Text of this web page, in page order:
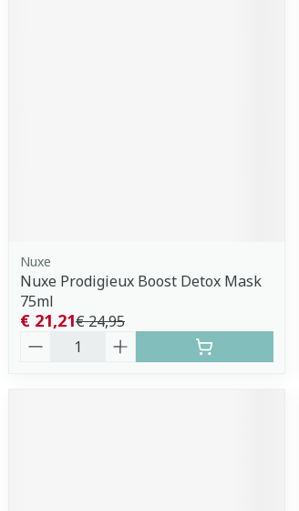
Nuxe
Nuxe Prodigieux Boost Detox Mask
75ml
€ 24,95
€ 21,21